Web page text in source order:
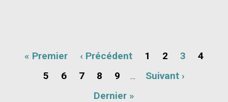
Première
« Premier
Page
‹ Précédent Page
1 Page
2 Page
3 Page
4
Page
5 Page
6 Page
7 Page
8 Page
9 …
Page
Suivant ›
Dernière
Dernier »